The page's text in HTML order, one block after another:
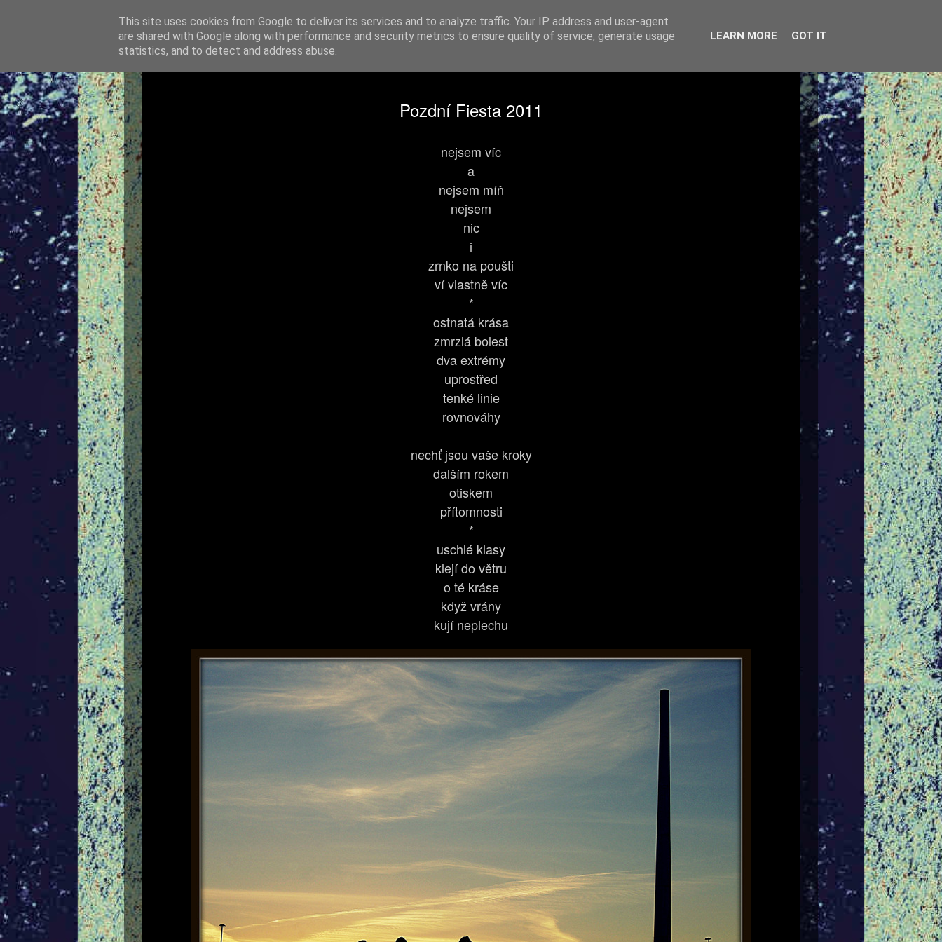
SEDMPANY
SEDMPANY FOTO-BÁSNĚ
Pozdní Fiesta 2011
nejsem víc
a
nejsem míň
nejsem
nic
i
zrnko na poušti
ví vlastně víc
*
ostnatá krása
zmrzlá bolest
dva extrémy
uprostřed
tenké linie
rovnováhy
nechť jsou vaše kroky
dalším rokem
otiskem
přítomnosti
*
uschlé klasy
klejí do větru
o té kráse
když vrány
kují neplechu
This site uses cookies from Google to deliver its services and to analyze traffic. Your IP address and user-agent
are shared with Google along with performance and security metrics to ensure quality of service, generate usage
statistics, and to detect and address abuse.
LEARN MORE GOT IT